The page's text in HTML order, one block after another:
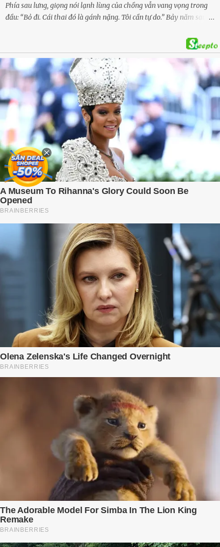
Phía sau lưng, giọng nói lạnh lùng của chồng vẫn vang vọng trong
đầu: “Bỏ đi. Cái thai đó là gánh nặng. Tôi cần tự do.” Bảy năm sau,
kế hoạch được chuẩn bị kỹ lưỡng để người đàn ông phản bội ấy
phải trả giá … Hà Nội, mùa thu năm 2018, cái lạnh len lỏi qua từng
khe cửa gỗ cũ kỹ. Trong một căn biệt thự sang trọng ở phố Tây Hồ,
Ngọc Anh ngồi lặng lẽ trên ghế sofa, tay đặt lên bụng – nơi hai sinh
linh bé bỏng đang lớn dần từng ngày. Cô chưa bao giờ nghĩ mình sẽ
phải sống trong sợ hãi khi mang thai, đặc biệt là sợ… chính chồng
mình. Trí – người chồng mà cô từng yêu đến mù quáng, đã không
còn là người đàn ông của ngày đầu. Thành đạt, quyền lực, nhưng
cũng dối trá và lạnh lùng. Gần đây, anh hay về muộn, thậm chí có
đêm không về. Và rồi, trong một bữa cơm tối vắng lặng, Trí ném
xuống bàn ly n...